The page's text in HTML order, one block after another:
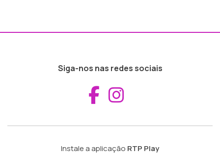
Siga-nos nas redes sociais
Aceder ao
Instale a aplicação RTP Play